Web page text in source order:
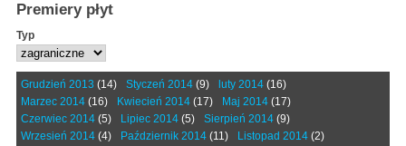
Premiery płyt
Typ
Grudzień 2013 (14) Styczeń 2014 (9) luty 2014 (16)
Marzec 2014 (16) Kwiecień 2014 (17) Maj 2014 (17)
Czerwiec 2014 (5) Lipiec 2014 (5) Sierpień 2014 (9)
Wrzesień 2014 (4) Październik 2014 (11) Listopad 2014 (2)